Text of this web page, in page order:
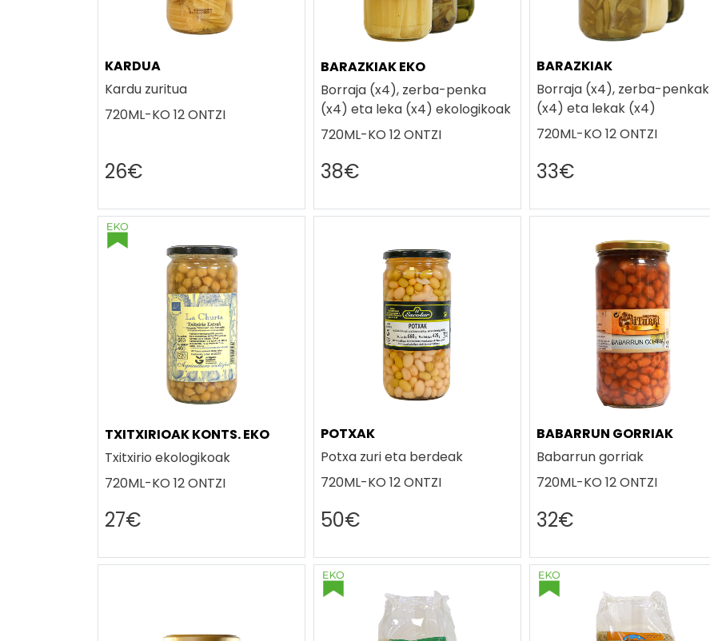
KARDUA
Kardu zuritua
720ML-KO 12 ONTZI
26€
BARAZKIAK EKO
Borraja (x4), zerba-penka
(x4) eta leka (x4) ekologikoak
720ML-KO 12 ONTZI
38€
BARAZKIAK
Borraja (x4), zerba-penkak
(x4) eta lekak (x4)
720ML-KO 12 ONTZI
33€
TXITXIRIOAK KONTS. EKO
Txitxirio ekologikoak
720ML-KO 12 ONTZI
27€
POTXAK
Potxa zuri eta berdeak
720ML-KO 12 ONTZI
50€
BABARRUN GORRIAK
Babarrun gorriak
720ML-KO 12 ONTZI
32€